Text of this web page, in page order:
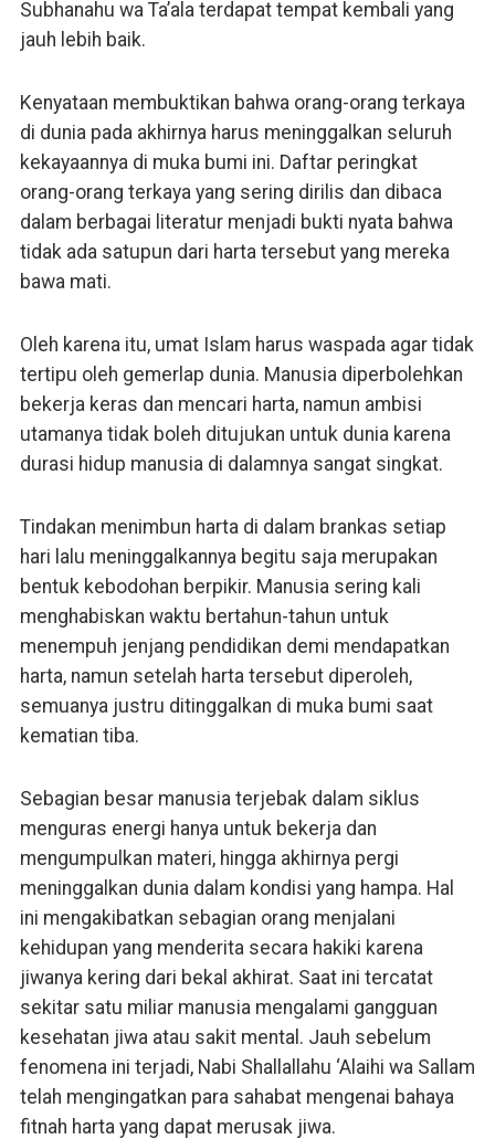
Subhanahu wa Ta’ala terdapat tempat kembali yang
jauh lebih baik.
Kenyataan membuktikan bahwa orang-orang terkaya
di dunia pada akhirnya harus meninggalkan seluruh
kekayaannya di muka bumi ini. Daftar peringkat
orang-orang terkaya yang sering dirilis dan dibaca
dalam berbagai literatur menjadi bukti nyata bahwa
tidak ada satupun dari harta tersebut yang mereka
bawa mati.
Oleh karena itu, umat Islam harus waspada agar tidak
tertipu oleh gemerlap dunia. Manusia diperbolehkan
bekerja keras dan mencari harta, namun ambisi
utamanya tidak boleh ditujukan untuk dunia karena
durasi hidup manusia di dalamnya sangat singkat.
Tindakan menimbun harta di dalam brankas setiap
hari lalu meninggalkannya begitu saja merupakan
bentuk kebodohan berpikir. Manusia sering kali
menghabiskan waktu bertahun-tahun untuk
menempuh jenjang pendidikan demi mendapatkan
harta, namun setelah harta tersebut diperoleh,
semuanya justru ditinggalkan di muka bumi saat
kematian tiba.
Sebagian besar manusia terjebak dalam siklus
menguras energi hanya untuk bekerja dan
mengumpulkan materi, hingga akhirnya pergi
meninggalkan dunia dalam kondisi yang hampa. Hal
ini mengakibatkan sebagian orang menjalani
kehidupan yang menderita secara hakiki karena
jiwanya kering dari bekal akhirat. Saat ini tercatat
sekitar satu miliar manusia mengalami gangguan
kesehatan jiwa atau sakit mental. Jauh sebelum
fenomena ini terjadi, Nabi Shallallahu ‘Alaihi wa Sallam
telah mengingatkan para sahabat mengenai bahaya
fitnah harta yang dapat merusak jiwa.